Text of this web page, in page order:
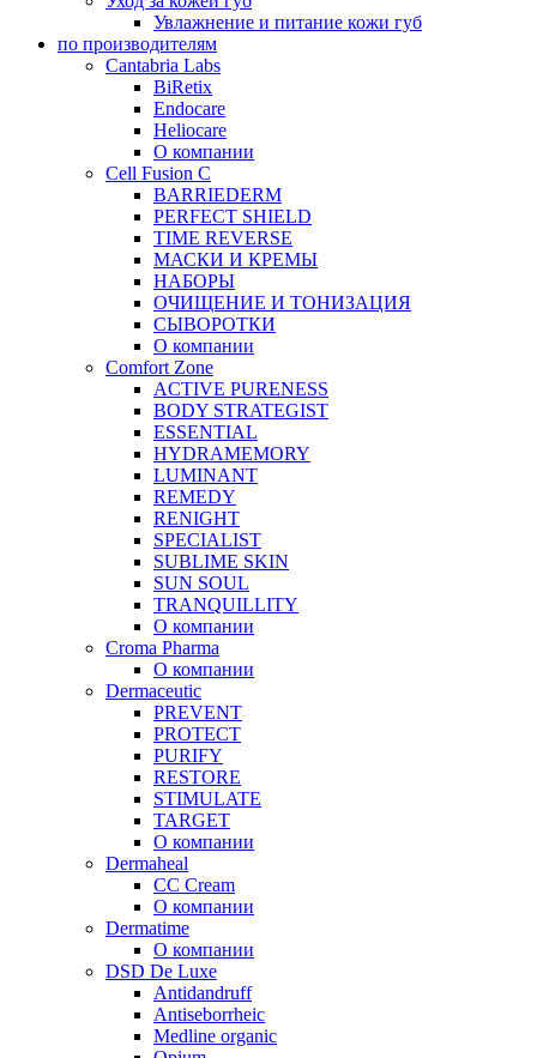
Увлажнение и питание кожи губ
по производителям
Cantabria Labs
BiRetix
Endocare
Heliocare
О компании
Cell Fusion C
BARRIEDERM
PERFECT SHIELD
TIME REVERSE
МАСКИ И КРЕМЫ
НАБОРЫ
ОЧИЩЕНИЕ И ТОНИЗАЦИЯ
СЫВОРОТКИ
О компании
Comfort Zone
ACTIVE PURENESS
BODY STRATEGIST
ESSENTIAL
HYDRAMEMORY
LUMINANT
REMEDY
RENIGHT
SPECIALIST
SUBLIME SKIN
SUN SOUL
TRANQUILLITY
О компании
Croma Pharma
О компании
Dermaceutic
PREVENT
PROTECT
PURIFY
RESTORE
STIMULATE
TARGET
О компании
Dermaheal
CC Cream
О компании
Dermatime
О компании
DSD De Luxe
Antidandruff
Antiseborrheic
Medline organic